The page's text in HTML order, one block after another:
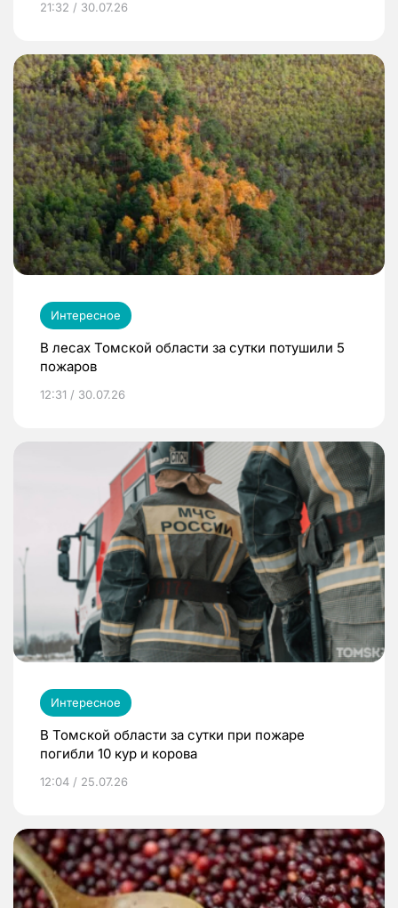
21:32 / 30.07.26
Интересное
В лесах Томской области за сутки потушили 5
пожаров
12:31 / 30.07.26
Интересное
В Томской области за сутки при пожаре
погибли 10 кур и корова
12:04 / 25.07.26